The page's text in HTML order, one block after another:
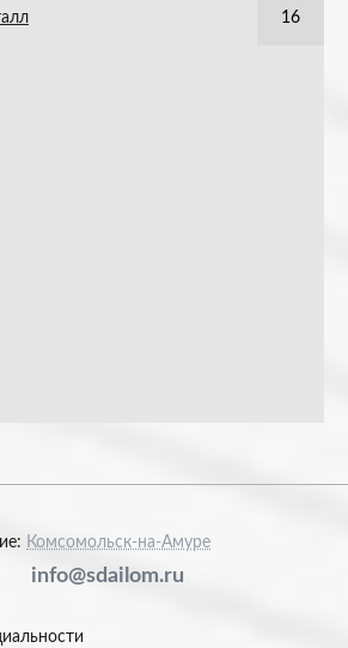
16
Комсомольск-на-Амуре
info@sdailom.ru